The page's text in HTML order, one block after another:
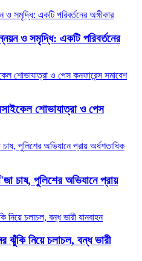
ও সমৃদ্ধি: একটি পরিবর্তনের
শোভাযাত্রা ও পেস
চাষ, পুলিশের অভিযানে প্রায়
ঝুঁকি নিয়ে চলাচল, বন্ধ ভারী